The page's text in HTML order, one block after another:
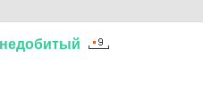
недобитый